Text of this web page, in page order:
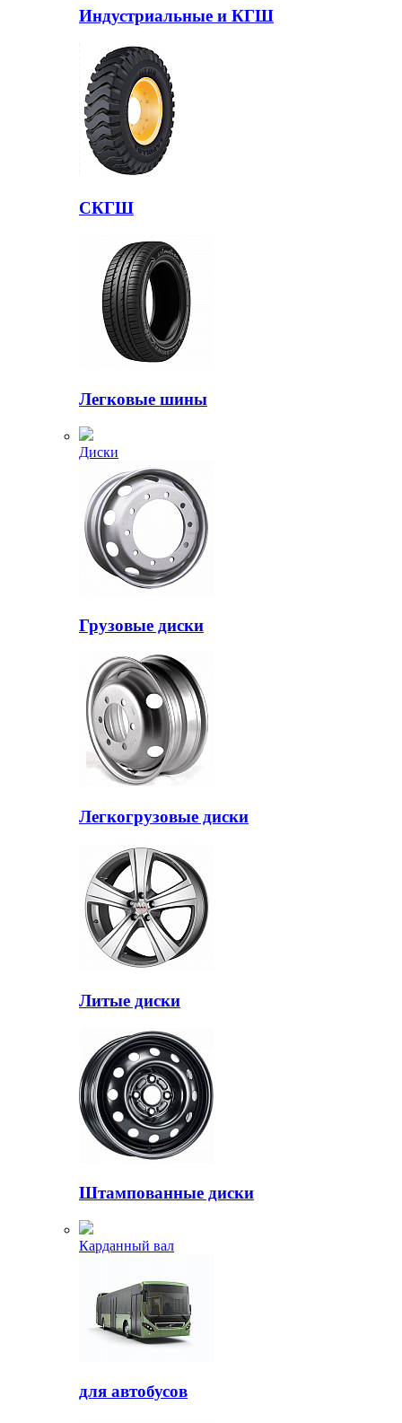
Индустриальные и КГШ
СКГШ
Легковые шины
Диски
Грузовые диски
Легкогрузовые диски
Литые диски
Штампованные диски
Карданный вал
для автобусов